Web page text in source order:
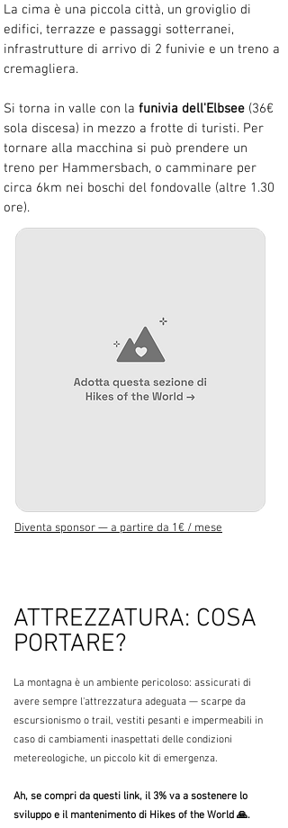
La cima è una piccola città, un groviglio di
edifici, terrazze e passaggi sotterranei,
infrastrutture di arrivo di 2 funivie e un treno a
cremagliera.
Si torna in valle con la funivia dell'Elbsee (36€
sola discesa) in mezzo a frotte di turisti. Per
tornare alla macchina si può prendere un
treno per Hammersbach, o camminare per
circa 6km nei boschi del fondovalle (altre 1.30
ore).
Diventa sponsor — a partire da 1€ / mese
ATTREZZATURA: COSA
PORTARE?
La montagna è un ambiente pericoloso: assicurati di
avere sempre l'attrezzatura adeguata — scarpe da
escursionismo o trail, vestiti pesanti e impermeabili in
caso di cambiamenti inaspettati delle condizioni
metereologiche, un piccolo kit di emergenza.
Ah, se compri da questi link, il 3% va a sostenere lo
sviluppo e il mantenimento di Hikes of the World 🙏.